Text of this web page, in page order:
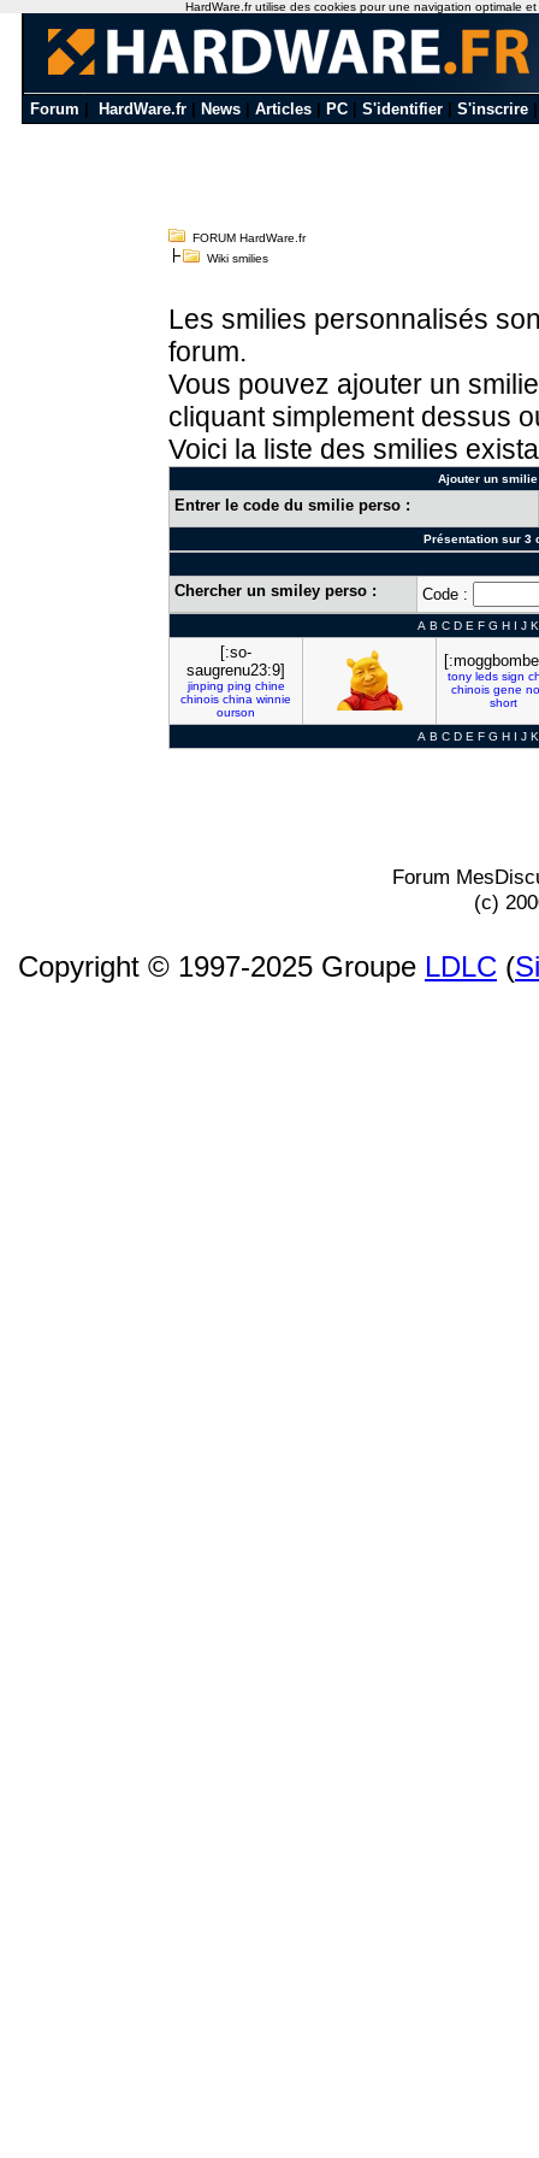
Forum HardWare.fr News Articles PC S'identifier S'inscrire
FORUM HardWare.fr
Wiki smilies
Les smilies personnalisés
forum.
Vous pouvez ajouter un
cliquant simplement dessus
Voici la liste des smilies
Ajouter un
Entrer le code du smilie perso :
Présentation sur 3
Chercher un smiley perso : Code :
A B C D E F G H I J K
[:so-
saugrenu23:9]
jinping ping chine
chinois china winnie
ourson
tony leds sign
chinois gene
short
A B C D E F G H I J K
Forum
(c)
Copyright © 1997-2025 Groupe LDLC (
HardWare.fr utilise des cookies pour une navigation optimale